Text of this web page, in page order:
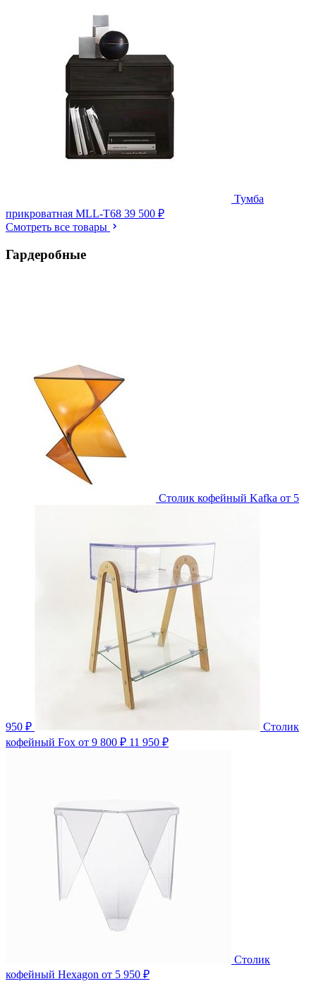
Тумба
прикроватная MLL-T68 39 500 ₽
Смотреть все товары
Гардеробные
Столик кофейный Kafka от 5
950 ₽
Столик
кофейный Fox от 9 800 ₽ 11 950 ₽
Столик
кофейный Hexagon от 5 950 ₽